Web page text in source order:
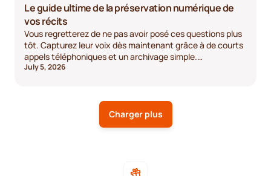
Le guide ultime de la préservation numérique de
vos récits
Vous regretterez de ne pas avoir posé ces questions plus
tôt. Capturez leur voix dès maintenant grâce à de courts
appels téléphoniques et un archivage simple.
Commencez la conversation dès aujourd'hui.
July 5, 2026
Charger plus